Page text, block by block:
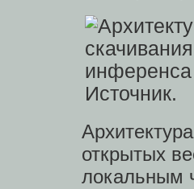
открытых
локальным